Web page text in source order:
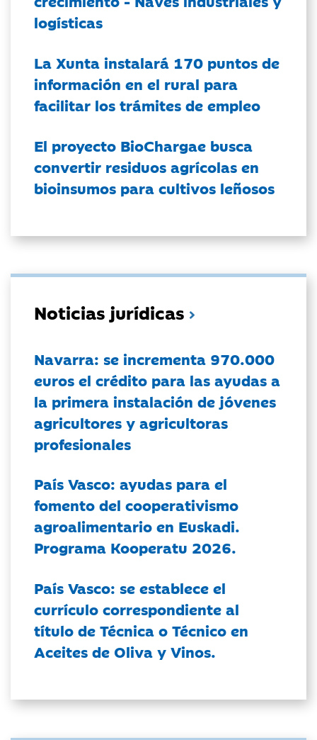
logísticas
La Xunta instalará 170 puntos de
información en el rural para
facilitar los trámites de empleo
El proyecto BioChargae busca
convertir residuos agrícolas en
bioinsumos para cultivos leñosos
Noticias jurídicas
Navarra: se incrementa 970.000
euros el crédito para las ayudas a
la primera instalación de jóvenes
agricultores y agricultoras
profesionales
País Vasco: ayudas para el
fomento del cooperativismo
agroalimentario en Euskadi.
Programa Kooperatu 2026.
País Vasco: se establece el
currículo correspondiente al
título de Técnica o Técnico en
Aceites de Oliva y Vinos.